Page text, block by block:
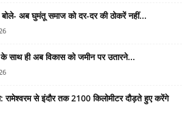
बोले- अब घुमंतू समाज को दर-दर की ठोकरें नहीं...
साथ ही अब विकास को जमीन पर उतारने...
रामेश्वरम से इंदौर तक 2100 किलोमीटर दौड़ते हुए करेंगे